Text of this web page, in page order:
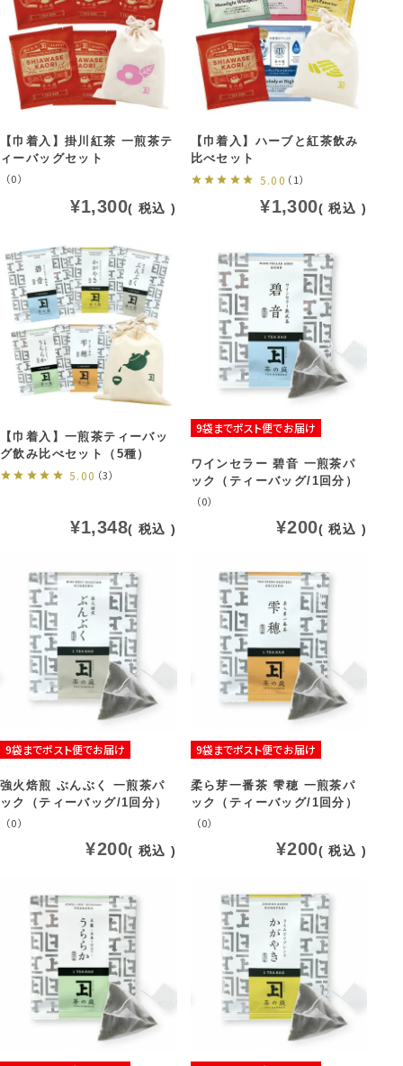
【巾着入】掛川紅茶 一煎茶テ
ィーバッグセット
（0）
¥1,300 税込
【巾着入】ハーブと紅茶飲み
比べセット
5.00 （1）
¥1,300 税込
【巾着入】一煎茶ティーバッ
グ飲み比べセット（5種）
5.00 （3）
¥1,348 税込
9袋までポスト便でお届け
ワインセラー 碧音 一煎茶パ
ック（ティーバッグ/1回分）
（0）
¥200 税込
9袋までポスト便でお届け
強火焙煎 ぶんぶく 一煎茶パ
ック（ティーバッグ/1回分）
（0）
¥200 税込
9袋までポスト便でお届け
柔ら芽一番茶 雫穂 一煎茶パ
ック（ティーバッグ/1回分）
（0）
¥200 税込